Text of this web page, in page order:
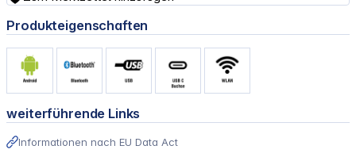
Produkteigenschaften
weiterführende Links
Informationen nach EU Data Act